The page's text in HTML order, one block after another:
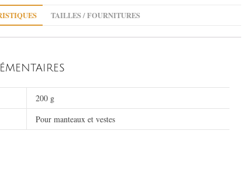
TAILLES / FOURNITURES
200 g
Pour manteaux et vestes